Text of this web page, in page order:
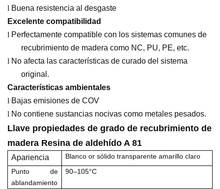
l Buena resistencia al desgaste
Excelente compatibilidad
l Perfectamente compatible con los sistemas comunes de
recubrimiento de madera como NC, PU, ​​PE, etc.
l No afecta las características de curado del sistema
original.
Características ambientales
l Bajas emisiones de COV
l No contiene sustancias nocivas como metales pesados.
Llave propiedades de grado de recubrimiento de
madera Resina de aldehído A 81
Apariencia Blancoor sólido transparente amarillo claro
Punto de
ablandamiento
90–105°C